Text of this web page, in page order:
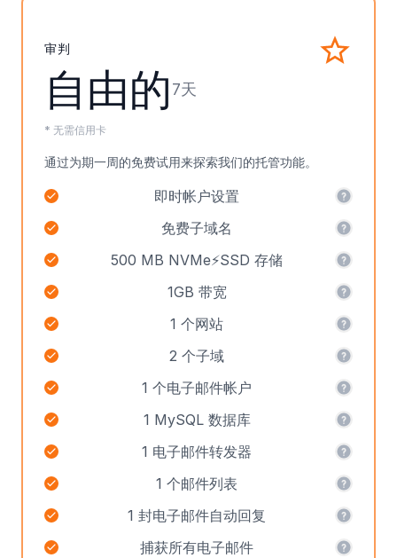
审判
自由的 7天
* 无需信用卡
通过为期一周的免费试用来探索我们的托管功能。
即时帐户设置
免费子域名
500 MB NVMe⚡SSD 存储
1GB 带宽
1 个网站
2 个子域
1 个电子邮件帐户
1 MySQL 数据库
1 电子邮件转发器
1 个邮件列表
1 封电子邮件自动回复
捕获所有电子邮件